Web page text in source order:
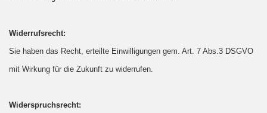
Widerrufsrecht:
Sie haben das Recht, erteilte Einwilligungen gem. Art. 7 Abs.3 DSGVO
mit Wirkung für die Zukunft zu widerrufen.
Widerspruchsrecht: